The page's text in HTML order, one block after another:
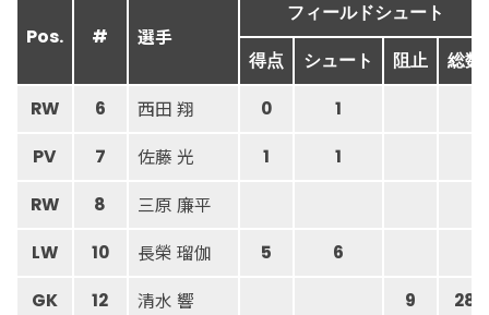
Pos. # 選手
フィールドシュート
得点 シュート 阻止 総数
RW 6 西田 翔 0 1
PV 7 佐藤 光 1 1
RW 8 三原 廉平
LW 10 長榮 瑠伽 5 6
GK 12 清水 響 9 28